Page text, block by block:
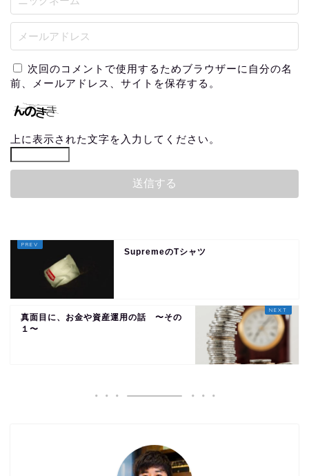
次回のコメントで使用するためブラウザーに自分の名
前、メールアドレス、サイトを保存する。
上に表示された文字を入力してください。
SupremeのTシャツ
真面目に、お金や資産運用の話 〜その
１〜